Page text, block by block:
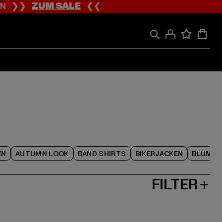
❯❯ZUM SALE❮❮
AUTUMN LOOK BAND SHIRTS BIKERJACKEN
FILTER